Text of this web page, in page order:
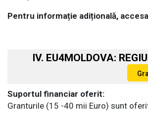
Pentru informație adițională,
IV. EU4MOLDOVA:
Suportul financiar oferit:
Granturile (15 -40 mii Euro) sunt